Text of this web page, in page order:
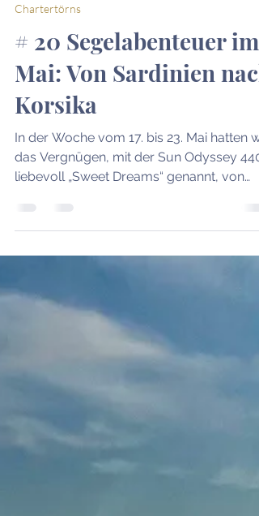
17. Mai 2025 3 Min. Lesezeit
Chartertörns
# 20 Segelabenteuer im
Mai: Von Sardinien nach
Korsika
liebevoll „Sweet Dreams“ genannt, von
von Marinella auf Sardinien aus zu segeln.
Dieses Abenteuer führte uns zu einigen
beeindruckendsten Orte der Region und
bot eine perfekte Mischung aus
setzten wir die Segel in Richtung der kleine